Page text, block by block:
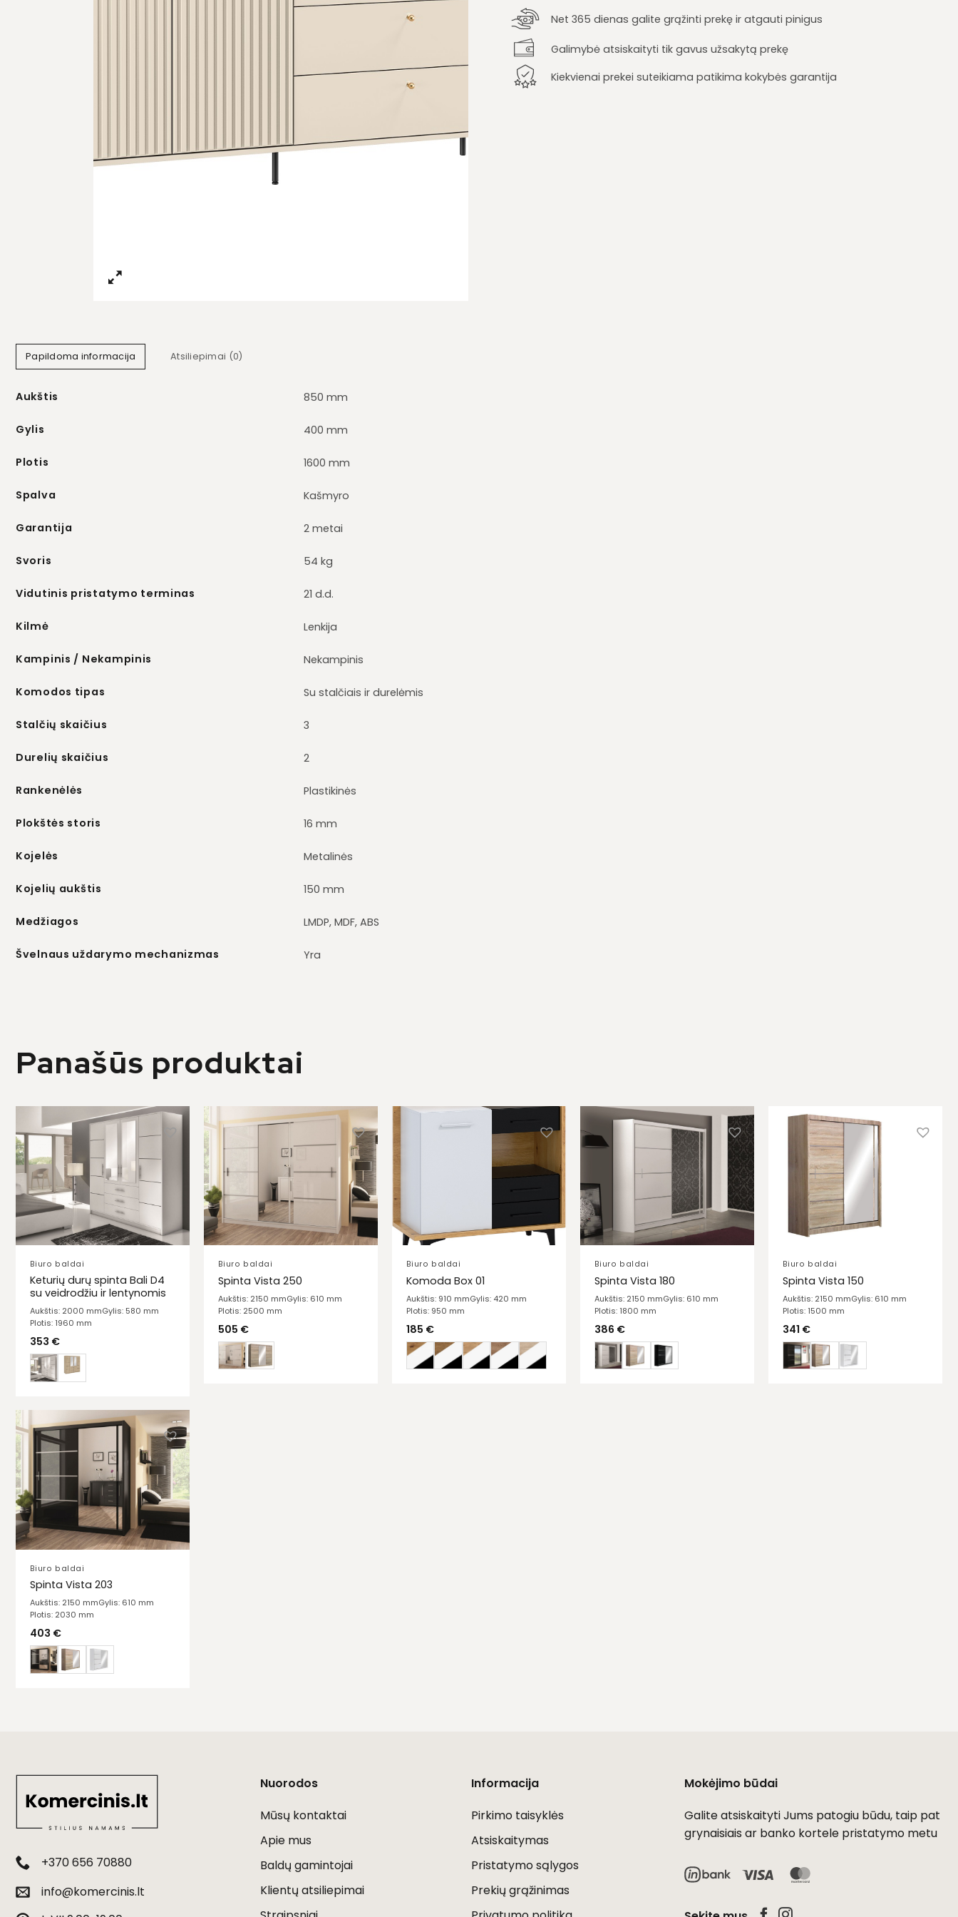
Papildoma informacija Atsiliepimai (0)
Aukštis 850 mm
Gylis 400 mm
Plotis 1600 mm
Spalva Kašmyro
Garantija 2 metai
Svoris 54 kg
Vidutinis pristatymo terminas 21 d.d.
Kilmė Lenkija
Kampinis / Nekampinis Nekampinis
Komodos tipas Su stalčiais ir durelėmis
Stalčių skaičius 3
Durelių skaičius 2
Rankenėlės Plastikinės
Plokštės storis 16 mm
Kojelės Metalinės
Kojelių aukštis 150 mm
Medžiagos LMDP, MDF, ABS
Švelnaus uždarymo mechanizmas Yra
Net 365 dienas galite grąžinti prekę ir atgauti pinigus
Galimybė atsiskaityti tik gavus užsakytą prekę
Kiekvienai prekei suteikiama patikima kokybės garantija
Panašūs produktai
Biuro baldai
Keturių durų spinta Bali D4
su veidrodžiu ir lentynomis
Aukštis: 2000 mmGylis: 580 mm
Plotis: 1960 mm
353 €
Biuro baldai
Spinta Vista 250
Aukštis: 2150 mmGylis: 610 mm
Plotis: 2500 mm
505 €
Biuro baldai
Komoda Box 01
Aukštis: 910 mmGylis: 420 mm
Plotis: 950 mm
185 €
Biuro baldai
Spinta Vista 180
Aukštis: 2150 mmGylis: 610 mm
Plotis: 1800 mm
386 €
Biuro baldai
Spinta Vista 150
Aukštis: 2150 mmGylis: 610 mm
Plotis: 1500 mm
341 €
Biuro baldai
Spinta Vista 203
Aukštis: 2150 mmGylis: 610 mm
Plotis: 2030 mm
403 €
+370 656 70880
info@komercinis.lt
Nuorodos
Mūsų kontaktai
Apie mus
Baldų gamintojai
Klientų atsiliepimai
Informacija
Pirkimo taisyklės
Atsiskaitymas
Pristatymo sąlygos
Prekių grąžinimas
Mokėjimo būdai
Galite atsiskaityti Jums patogiu būdu, taip pat
grynaisiais ar banko kortele pristatymo metu
Visa